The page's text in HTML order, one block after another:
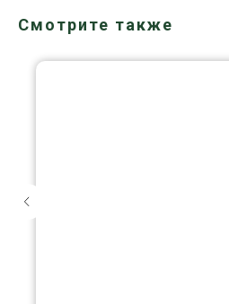
Смотрите также